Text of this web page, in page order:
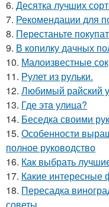
6. Десятка лучших
7. Рекомендации для
8. Перестаньте
9. В копилку дачных
10. Малоизвестные
11. Рулет из рульки.
12. Любимый райский
13. Где этa улица?
14. Беседка своими
15. Особенности
полное руководство
16. Как выбрать
17. Какие интересные
18. Пересадка